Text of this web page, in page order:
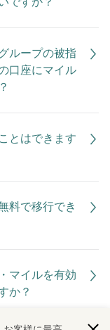
ループの被指
口座にマイル
とはできます
料で移行でき
マイルを有効
か？